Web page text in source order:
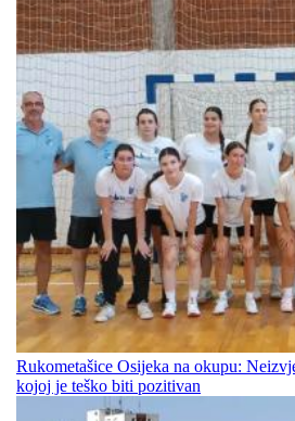
Rukometašice Osijeka na okupu:
kojoj je teško biti pozitivan